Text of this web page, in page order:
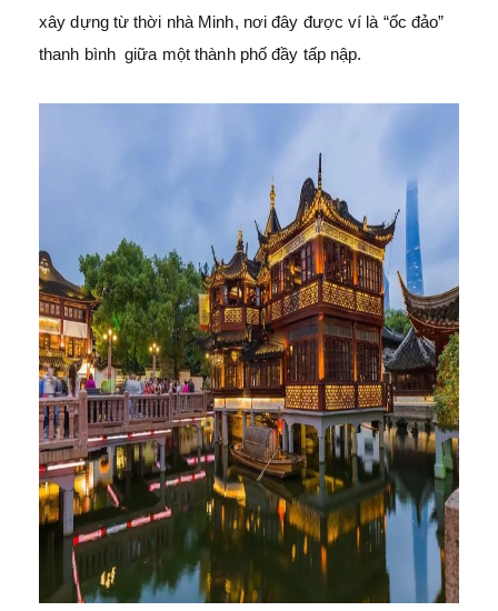
xây dựng từ thời nhà Minh, nơi đây được ví là “ốc đảo”
thanh bình giữa một thành phố đầy tấp nập.